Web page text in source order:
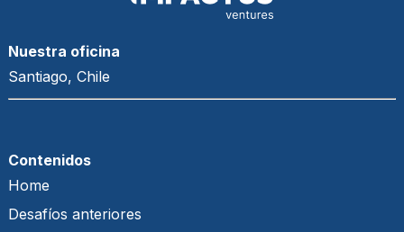
Nuestra oficina
Santiago, Chile
Contenidos
Home
Desafíos anteriores